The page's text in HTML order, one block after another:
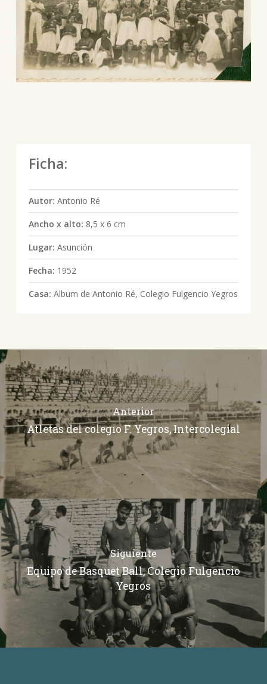
Ficha:
Autor: Antonio Ré
Ancho x alto: 8,5 x 6 cm
Lugar: Asunción
Fecha: 1952
Casa: Album de Antonio Ré, Colegio Fulgencio Yegros
Anterior
Atletas del colegio F. Yegros, Intercolegial
Siguiente
Equipo de Basquet Ball, Colegio Fulgencio
Yegros